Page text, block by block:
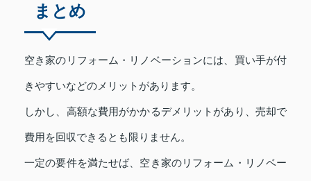
まとめ
空き家のリフォーム・リノベーションには、買い手が付
きやすいなどのメリットがあります。
しかし、高額な費用がかかるデメリットがあり、売却で
費用を回収できるとも限りません。
一定の要件を満たせば、空き家のリフォーム・リノベー